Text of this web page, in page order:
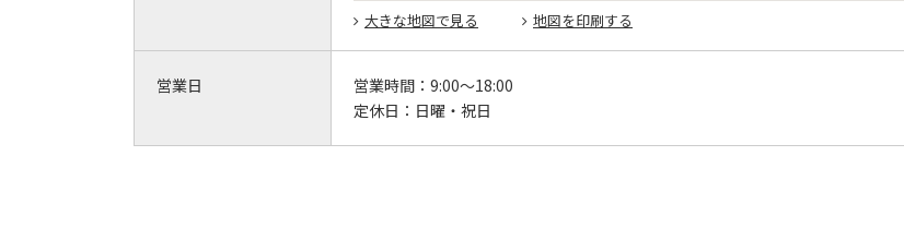
大きな地図で見る 地図を印刷する
営業日 営業時間： 9:00～18:00
定休日： 日曜・祝日